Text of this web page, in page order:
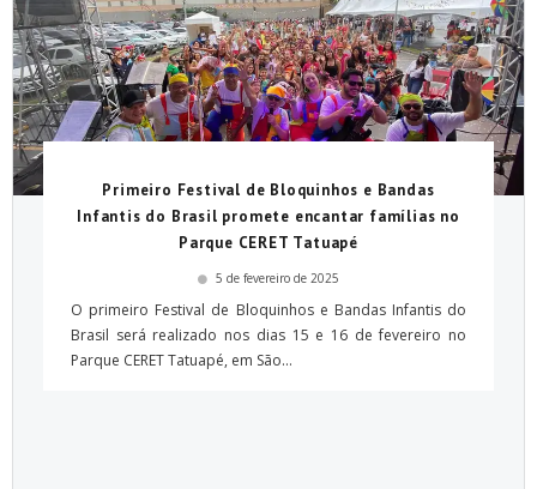
Primeiro Festival de Bloquinhos e Bandas
Infantis do Brasil promete encantar famílias no
Parque CERET Tatuapé
5 de fevereiro de 2025
O primeiro Festival de Bloquinhos e Bandas Infantis do
Brasil será realizado nos dias 15 e 16 de fevereiro no
Parque CERET Tatuapé, em São...